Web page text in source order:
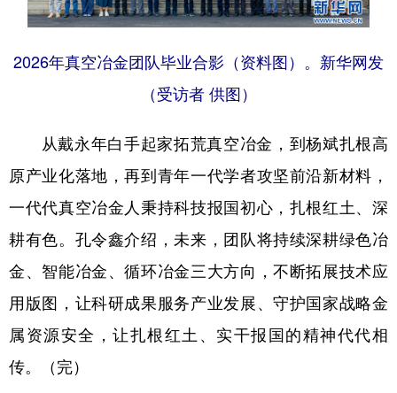
2026年真空冶金团队毕业合影（资料图）。新华网发
（受访者 供图）
从戴永年白手起家拓荒真空冶金，到杨斌扎根高
原产业化落地，再到青年一代学者攻坚前沿新材料，
一代代真空冶金人秉持科技报国初心，扎根红土、深
耕有色。孔令鑫介绍，未来，团队将持续深耕绿色冶
金、智能冶金、循环冶金三大方向，不断拓展技术应
用版图，让科研成果服务产业发展、守护国家战略金
属资源安全，让扎根红土、实干报国的精神代代相
传。（完）